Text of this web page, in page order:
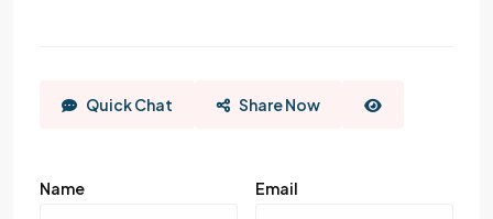
Quick Chat Share Now
Name Email